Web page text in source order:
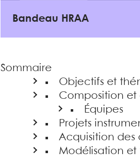
Bandeau HRAA
Sommaire
Objectifs et
Composition et
Équipes
Projets
Acquisition des
Modélisation et